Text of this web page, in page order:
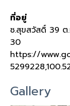
ที่อยู่
ซ.สุขสวัสดิ์ 39 ต.
30
https://
Gallery